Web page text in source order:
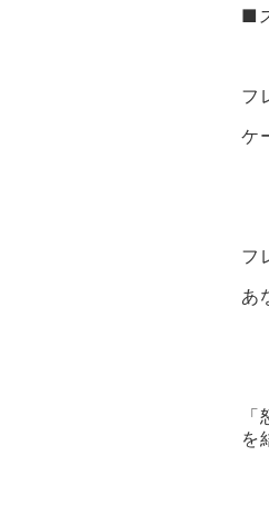
■
フ
ケ
フ
あ
を